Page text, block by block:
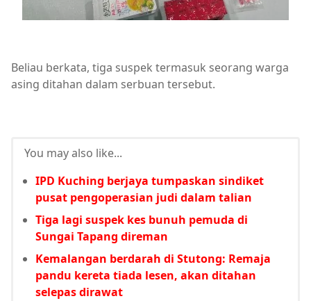
Beliau berkata, tiga suspek termasuk seorang warga
asing ditahan dalam serbuan tersebut.
You may also like...
IPD Kuching berjaya tumpaskan sindiket
pusat pengoperasian judi dalam talian
Tiga lagi suspek kes bunuh pemuda di
Sungai Tapang direman
Kemalangan berdarah di Stutong: Remaja
pandu kereta tiada lesen, akan ditahan
selepas dirawat